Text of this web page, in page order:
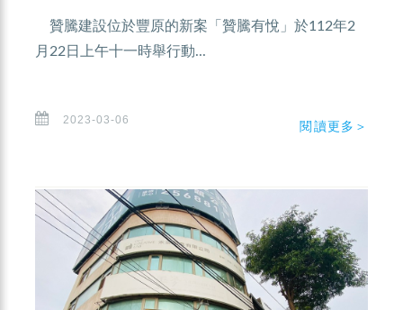
贊騰建設位於豐原的新案「贊騰有悅」於112年2
月22日上午十一時舉行動...
2023-03-06 閱讀更多＞